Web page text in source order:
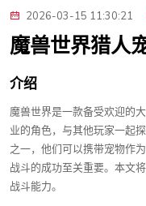
2026-03-15 11:30:21
魔兽世界猎人
介绍
魔兽世界是一款备受欢迎的
业的角色，与其他玩家一起
之一，他们可以携带宠物作
战斗的成功至关重要。本文
战斗能力。